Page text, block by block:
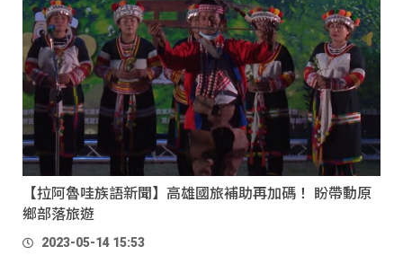
【拉阿魯哇族語新聞】高雄國旅補助再加碼！ 盼帶動原
鄉部落旅遊
2023-05-14 15:53